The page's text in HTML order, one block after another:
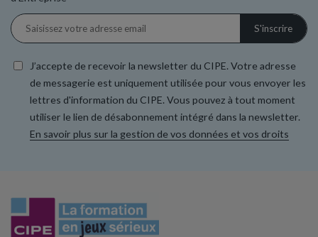
J’accepte de recevoir la newsletter du CIPE. Votre adresse
de messagerie est uniquement utilisée pour vous envoyer les
lettres d'information du CIPE. Vous pouvez à tout moment
utiliser le lien de désabonnement intégré dans la newsletter.
En savoir plus sur la gestion de vos données et vos droits